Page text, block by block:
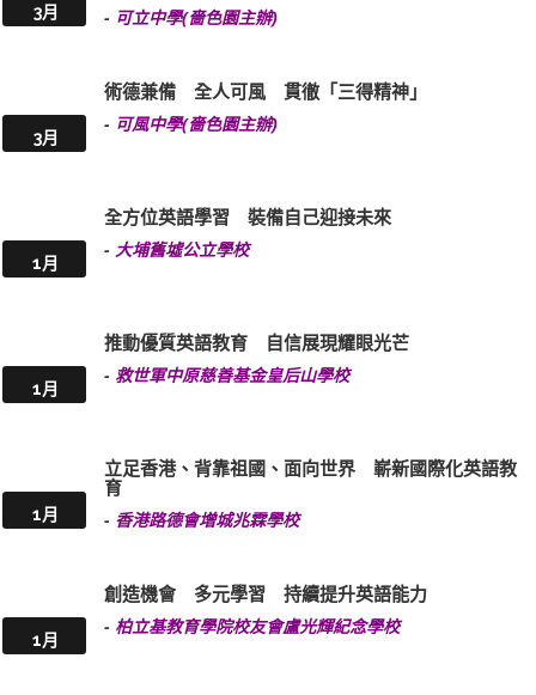
3月 - 可立中學(嗇色園主辦)
3月
術德兼備 全人可風 貫徹「三得精神」
- 可風中學(嗇色園主辦)
1月
全方位英語學習 裝備自己迎接未來
- 大埔舊墟公立學校
1月
推動優質英語教育 自信展現耀眼光芒
- 救世軍中原慈善基金皇后山學校
1月
立足香港、背靠祖國、面向世界 嶄新國際化英語教
育
- 香港路德會增城兆霖學校
1月
創造機會 多元學習 持續提升英語能力
- 柏立基教育學院校友會盧光輝紀念學校